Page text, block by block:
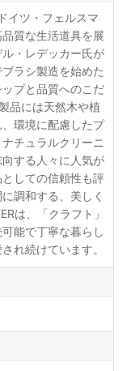
イツ・フェルスマ
質な生活道具を展
・レデッカー氏が
ラシ製造を始めた
プと品質へのこだ
品には天然木や植
環境に配慮したプ
チュラルクリーニ
する人々に人気が
しての信頼性も評
調和する、美しく
は、「クラフト」
能で丁寧な暮らし
れ続けています。